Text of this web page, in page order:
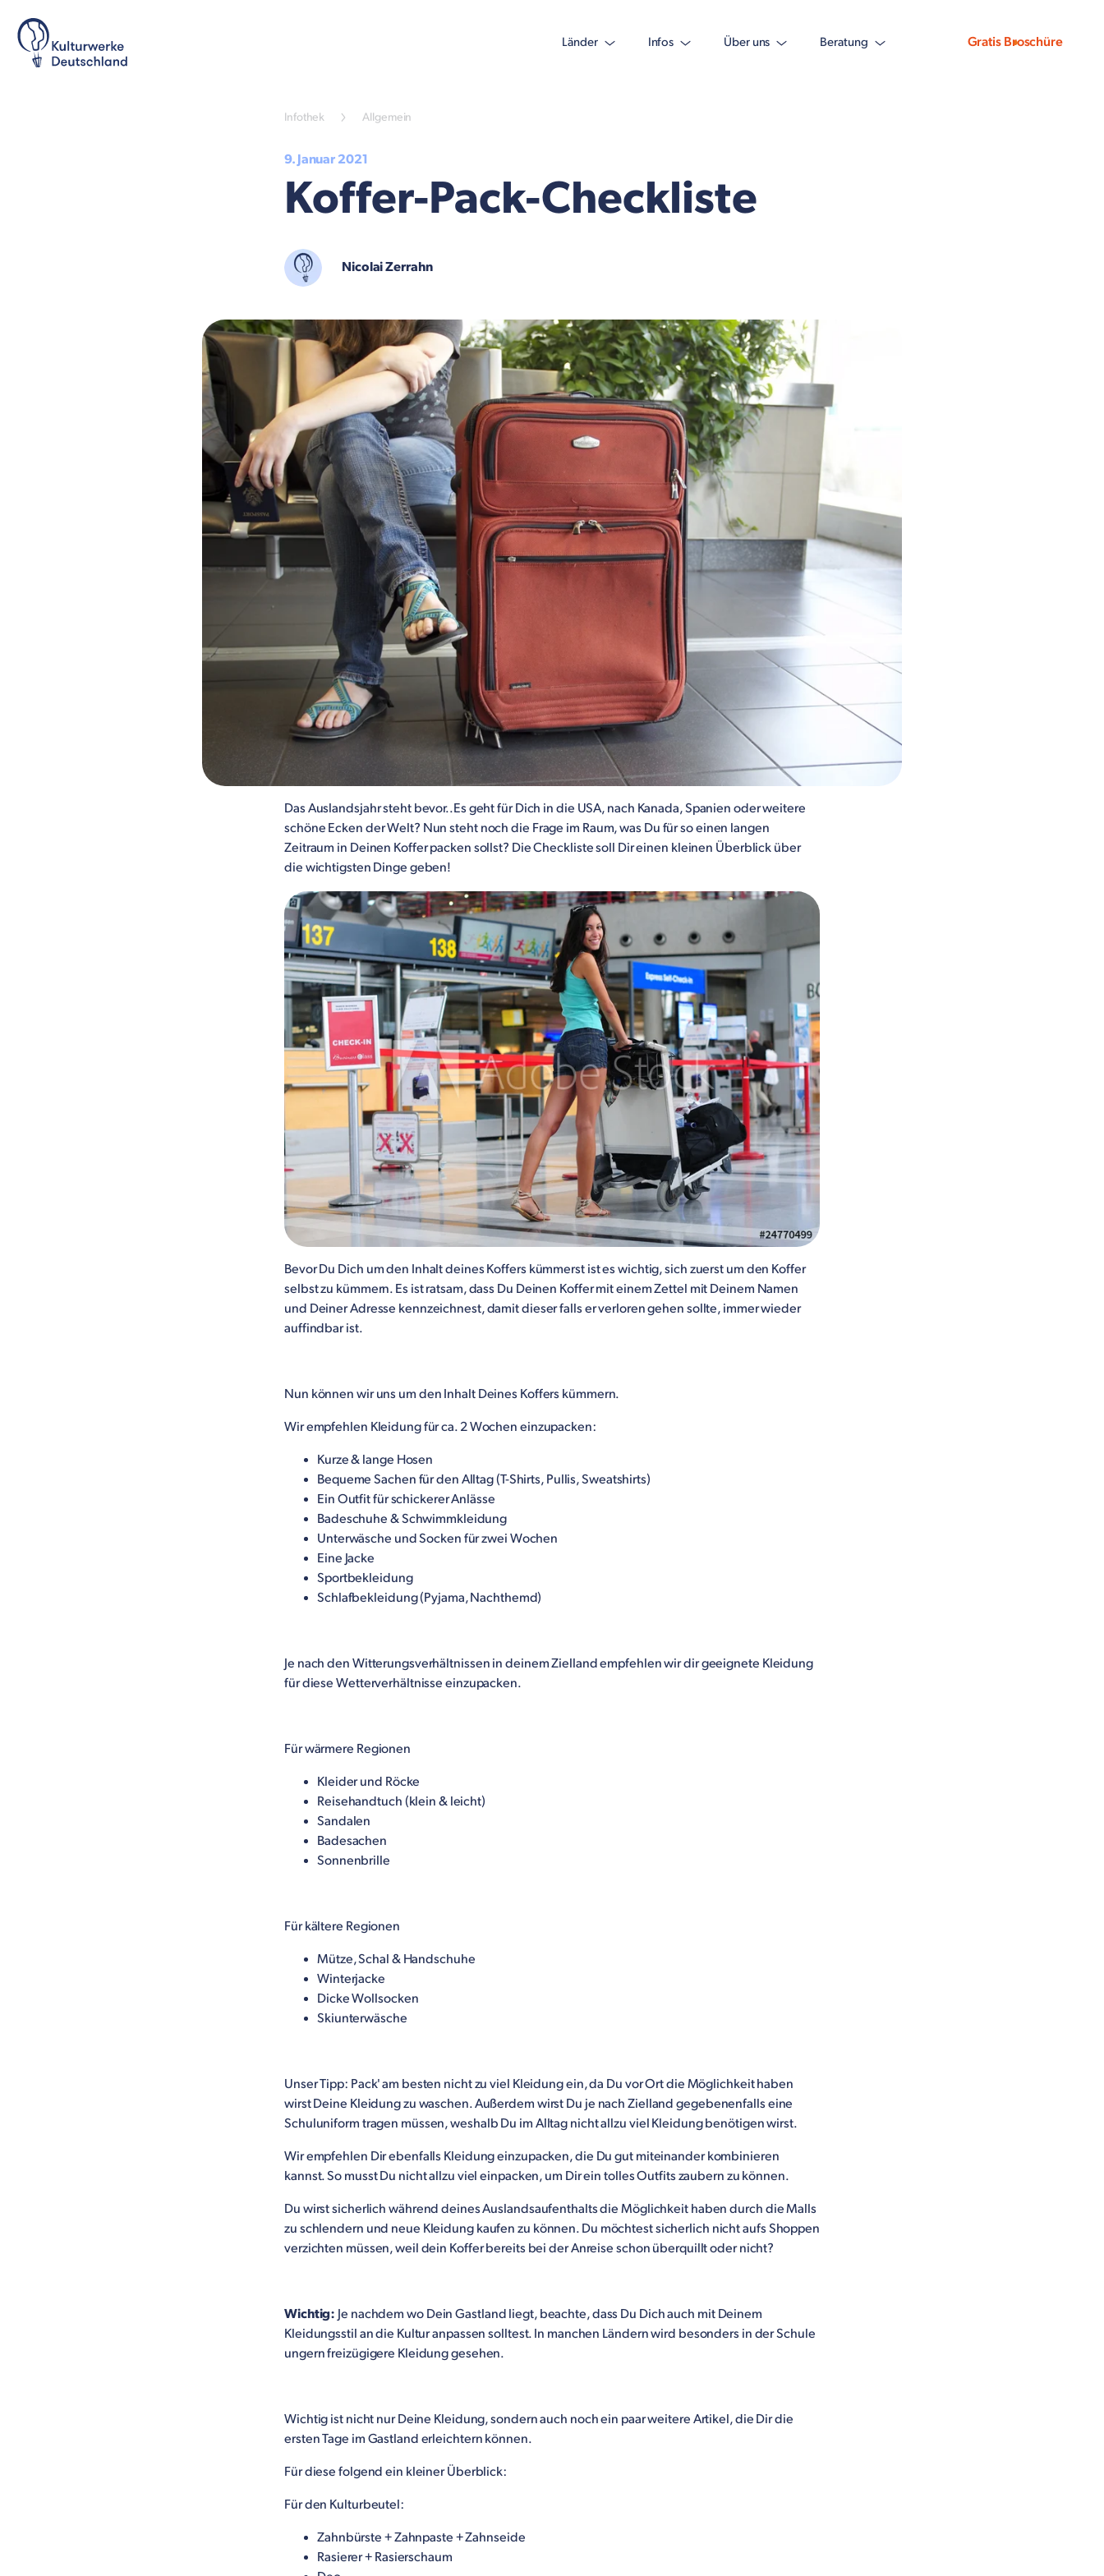
Länder Infos Über uns Beratung Gratis Broschüre
Infothek Allgemein
9. Januar 2021
Koffer-Pack-Checkliste
Nicolai Zerrahn
Das Auslandsjahr steht bevor..Es geht für Dich in die USA, nach Kanada, Spanien oder weitere
schöne Ecken der Welt? Nun steht noch die Frage im Raum, was Du für so einen langen
Zeitraum in Deinen Koffer packen sollst? Die Checkliste soll Dir einen kleinen Überblick über
die wichtigsten Dinge geben!
Bevor Du Dich um den Inhalt deines Koffers kümmerst ist es wichtig, sich zuerst um den Koffer
selbst zu kümmern. Es ist ratsam, dass Du Deinen Koffer mit einem Zettel mit Deinem Namen
und Deiner Adresse kennzeichnest, damit dieser falls er verloren gehen sollte, immer wieder
auffindbar ist.
Nun können wir uns um den Inhalt Deines Koffers kümmern.
Wir empfehlen Kleidung für ca. 2 Wochen einzupacken:
Kurze & lange Hosen
Bequeme Sachen für den Alltag (T-Shirts, Pullis, Sweatshirts)
Ein Outfit für schickerer Anlässe
Badeschuhe & Schwimmkleidung
Unterwäsche und Socken für zwei Wochen
Eine Jacke
Sportbekleidung
Schlafbekleidung (Pyjama, Nachthemd)
Je nach den Witterungsverhältnissen in deinem Zielland empfehlen wir dir geeignete Kleidung
für diese Wetterverhältnisse einzupacken.
Für wärmere Regionen
Kleider und Röcke
Reisehandtuch (klein & leicht)
Sandalen
Badesachen
Sonnenbrille
Für kältere Regionen
Mütze, Schal & Handschuhe
Winterjacke
Dicke Wollsocken
Skiunterwäsche
Unser Tipp: Pack' am besten nicht zu viel Kleidung ein, da Du vor Ort die Möglichkeit haben
wirst Deine Kleidung zu waschen. Außerdem wirst Du je nach Zielland gegebenenfalls eine
Schuluniform tragen müssen, weshalb Du im Alltag nicht allzu viel Kleidung benötigen wirst.
Wir empfehlen Dir ebenfalls Kleidung einzupacken, die Du gut miteinander kombinieren
kannst. So musst Du nicht allzu viel einpacken, um Dir ein tolles Outfits zaubern zu können.
Du wirst sicherlich während deines Auslandsaufenthalts die Möglichkeit haben durch die Malls
zu schlendern und neue Kleidung kaufen zu können. Du möchtest sicherlich nicht aufs Shoppen
verzichten müssen, weil dein Koffer bereits bei der Anreise schon überquillt oder nicht?
Wichtig: Je nachdem wo Dein Gastland liegt, beachte, dass Du Dich auch mit Deinem
Kleidungsstil an die Kultur anpassen solltest. In manchen Ländern wird besonders in der Schule
ungern freizügigere Kleidung gesehen.
Wichtig ist nicht nur Deine Kleidung, sondern auch noch ein paar weitere Artikel, die Dir die
ersten Tage im Gastland erleichtern können.
Für diese folgend ein kleiner Überblick:
Für den Kulturbeutel:
Zahnbürste + Zahnpaste + Zahnseide
Rasierer + Rasierschaum